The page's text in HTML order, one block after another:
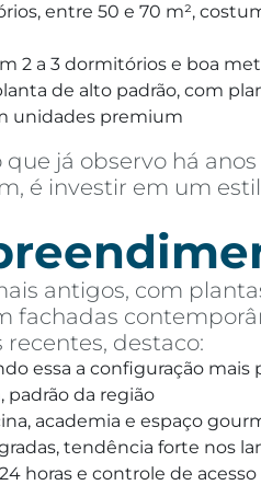
entre 50 e 70 m²,
2 a 3 dormitórios e boa
de alto padrão, com
unidades premium
já observo há
é investir em um
antigos, com
fachadas
destaco:
essa a configuração mais
padrão da região
academia e espaço
tendência forte nos
horas e controle de acesso